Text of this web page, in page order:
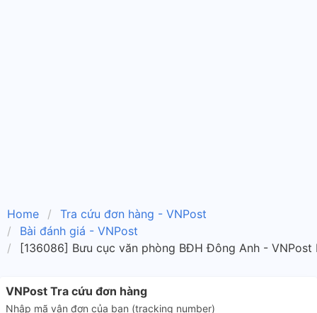
Home
Tra cứu đơn hàng - VNPost
Bài đánh giá - VNPost
[136086] Bưu cục văn phòng BĐH Đông Anh - VNPost
VNPost Tra cứu đơn hàng
Nhập mã vận đơn của bạn (tracking number)